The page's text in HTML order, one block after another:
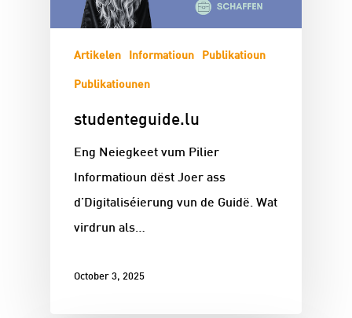
Artikelen Informatioun Publikatioun
Publikatiounen
studenteguide.lu
Eng Neiegkeet vum Pilier
Informatioun dëst Joer ass
d'Digitaliséierung vun de Guidë. Wat
virdrun als…
October 3, 2025